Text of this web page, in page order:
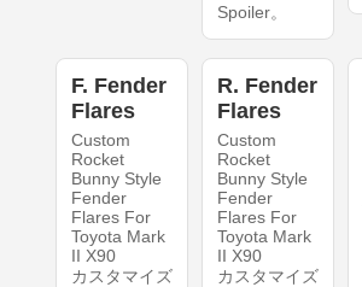
Spoiler。
F. Fender
Flares
Custom
Rocket
Bunny Style
Fender
Flares For
Toyota Mark
II X90
カスタマイズ
R. Fender
Flares
Custom
Rocket
Bunny Style
Fender
Flares For
Toyota Mark
II X90
カスタマイズ